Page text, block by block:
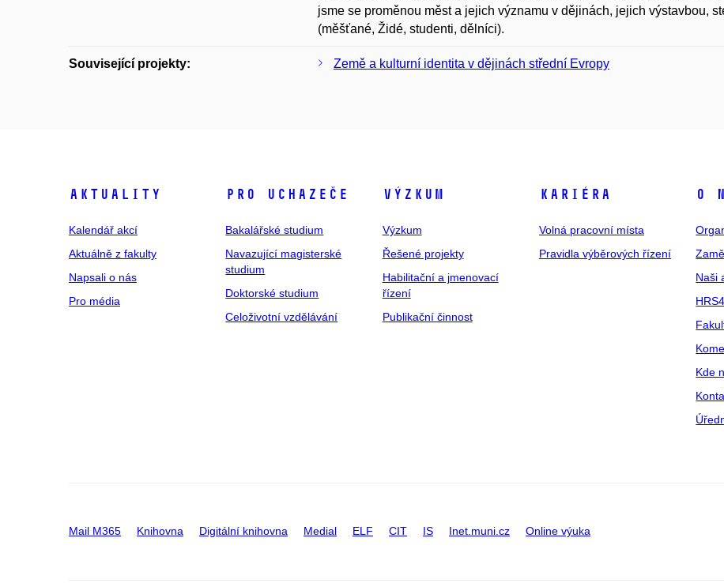
jsme se proměnou měst a jejich významu v dějinách, jejich výstavbou,
(měšťané, Židé, studenti, dělníci).
Související projekty: Země a kulturní identita v dějinách střední Evropy
Aktuality
Kalendář akcí
Aktuálně z fakulty
Napsali o nás
Pro média
Pro uchazeče
Bakalářské studium
Navazující magisterské
studium
Doktorské studium
Celoživotní vzdělávání
Výzkum
Výzkum
Řešené projekty
Habilitační a jmenovací
řízení
Publikační činnost
Kariéra
Volná pracovní místa
Pravidla výběrových řízení
O
Naši
Kde
Mail M365 Knihovna Digitální knihovna Medial ELF CIT IS Inet.muni.cz Online výuka